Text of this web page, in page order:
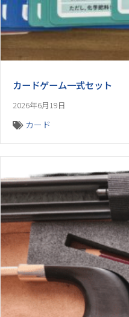
カードゲーム一式セット
2026年6月19日
カード